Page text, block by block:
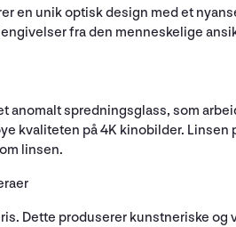
en unik optisk design med et
fra den menneskelige
anomalt spredningsglass, som
kvaliteten på 4K kinobilder.
linsen.
iris. Dette produserer kunstneriske